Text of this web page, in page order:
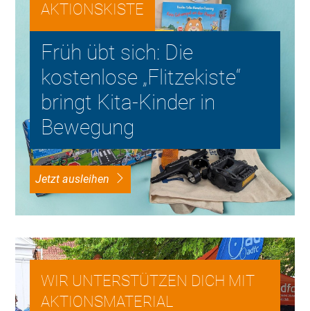
AKTIONSKISTE
Früh übt sich: Die
kostenlose „Flitzekiste“
bringt Kita-Kinder in
Bewegung
Jetzt ausleihen
WIR UNTERSTÜTZEN DICH MIT
AKTIONSMATERIAL